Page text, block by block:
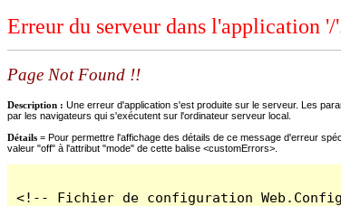
Erreur du serveur dans l'application '/
Page Not Found !!
Description : Une erreur d'application s'est produite sur le serveur. Les
par les navigateurs qui s'exécutent sur l'ordinateur serveur local.
Détails = Pour permettre l'affichage des détails de ce message d'erreur
valeur "off" à l'attribut "mode" de cette balise <customErrors>.
<!-- Fichier de configuration